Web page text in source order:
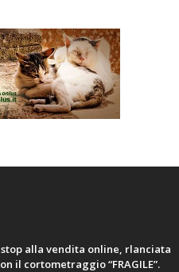
stop alla vendita online, rlanciata
il cortometraggio “FRAGILE”.